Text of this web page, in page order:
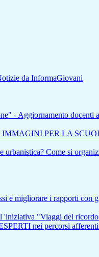
da InformaGiovani
- Aggiornamento docenti
IMMAGINI PER LA
Come si
e migliorare i rapporti con
"Viaggi del
nei percorsi afferenti